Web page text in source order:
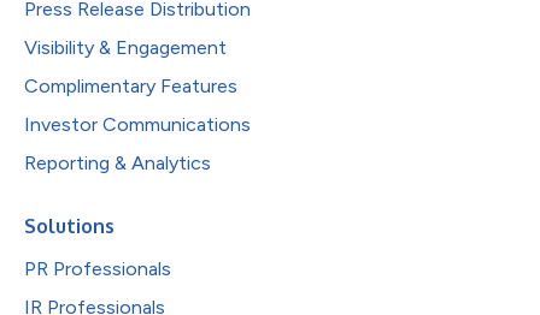
Press Release Distribution
Visibility & Engagement
Complimentary Features
Investor Communications
Reporting & Analytics
Solutions
PR Professionals
IR Professionals